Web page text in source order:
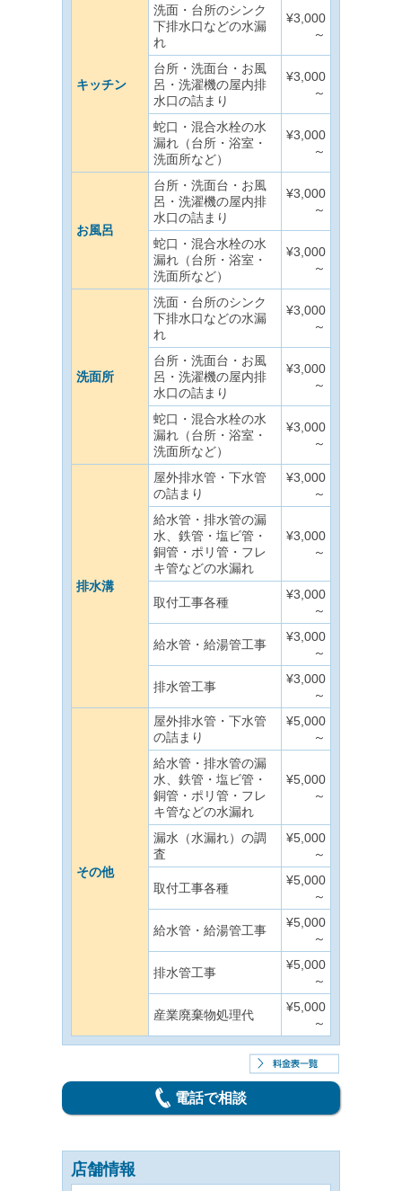
キッチン
洗面・台所のシンク
下排水口などの水漏
れ
¥3,000
～
台所・洗面台・お風
呂・洗濯機の屋内排
水口の詰まり
¥3,000
～
蛇口・混合水栓の水
漏れ（台所・浴室・
洗面所など）
¥3,000
～
お風呂
台所・洗面台・お風
呂・洗濯機の屋内排
水口の詰まり
¥3,000
～
蛇口・混合水栓の水
漏れ（台所・浴室・
洗面所など）
¥3,000
～
洗面所
洗面・台所のシンク
下排水口などの水漏
れ
¥3,000
～
台所・洗面台・お風
呂・洗濯機の屋内排
水口の詰まり
¥3,000
～
蛇口・混合水栓の水
漏れ（台所・浴室・
洗面所など）
¥3,000
～
排水溝
屋外排水管・下水管
の詰まり
¥3,000
～
給水管・排水管の漏
水、鉄管・塩ビ管・
銅管・ポリ管・フレ
キ管などの水漏れ
¥3,000
～
取付工事各種
¥3,000
～
給水管・給湯管工事
¥3,000
～
排水管工事
¥3,000
～
その他
屋外排水管・下水管
の詰まり
¥5,000
～
給水管・排水管の漏
水、鉄管・塩ビ管・
銅管・ポリ管・フレ
キ管などの水漏れ
¥5,000
～
漏水（水漏れ）の調
査
¥5,000
～
取付工事各種
¥5,000
～
給水管・給湯管工事
¥5,000
～
排水管工事
¥5,000
～
産業廃棄物処理代
¥5,000
～
電話で相談
店舗情報